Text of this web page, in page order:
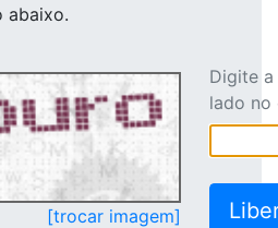
abaixo.
[trocar imagem]
Digite
lado no